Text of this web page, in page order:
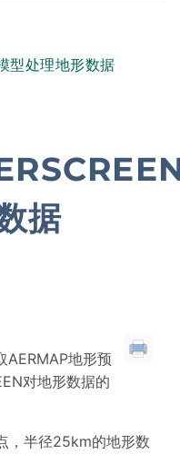
型处理地形数据
据
AERMAP地形预
对地形数据的
，半径25km的地形数